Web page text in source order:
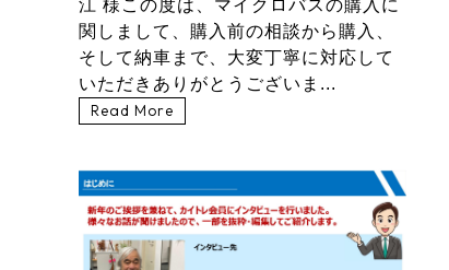
江 様この度は、マイクロバスの購入に
関しまして、購入前の相談から購入、
そして納車まで、大変丁寧に対応して
いただきありがとうございま...
Read More